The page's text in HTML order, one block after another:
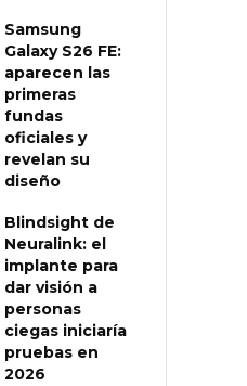
Samsung
Galaxy S26 FE:
aparecen las
primeras
fundas
oficiales y
revelan su
diseño
Blindsight de
Neuralink: el
implante para
dar visión a
personas
ciegas iniciaría
pruebas en
2026